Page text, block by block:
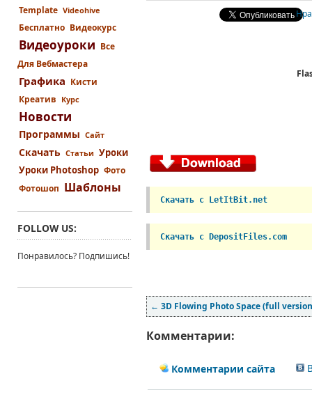
Скачать с LetItBit.net
Скачать с DepositFiles.com
← 3D Flowing Photo Space (full
Комментарии:
Комментарии сайта
Template Videohive
Бесплатно Видеокурс
Видеоуроки Все
Для Вебмастера
Графика Кисти
Креатив Курс
Новости
Программы Сайт
Скачать Статьи Уроки
Уроки Photoshop Фото
Фотошоп Шаблоны
FOLLOW US:
Понравилось? Подпишись!